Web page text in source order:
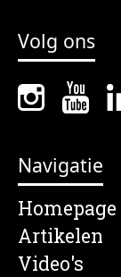
Volg ons
Navigatie
Homepage
Artikelen
Video's